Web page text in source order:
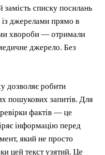
списку посилань
із джерелами прямо в
хвороби — отримали
джерело. Без
дозволяє робити
пошукових запитів. Для
фактів — це
інформацію перед
який не просто
цей текст узятий. Це